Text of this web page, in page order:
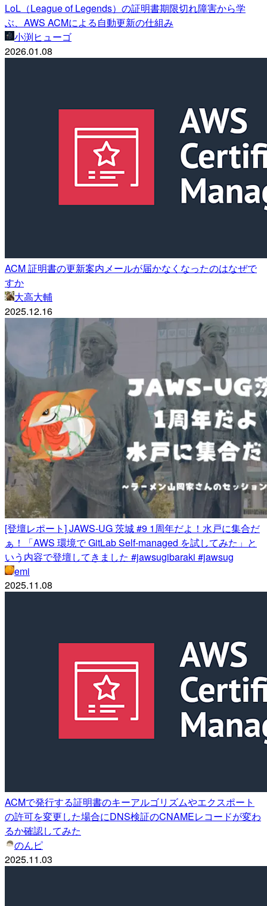
LoL（League of Legends）の証明書期限切れ障害から学
ぶ、AWS ACMによる自動更新の仕組み
小渕ヒューゴ
2026.01.08
ACM 証明書の更新案内メールが届かなくなったのはなぜで
すか
大高大輔
2025.12.16
[登壇レポート] JAWS-UG 茨城 #9 1周年だよ！水戸に集合だ
ぁ！「AWS 環境で GitLab Self-managed を試してみた」と
いう内容で登壇してきました #jawsugibaraki #jawsug
emi
2025.11.08
ACMで発行する証明書のキーアルゴリズムやエクスポート
の許可を変更した場合にDNS検証のCNAMEレコードが変わ
るか確認してみた
のんピ
2025.11.03